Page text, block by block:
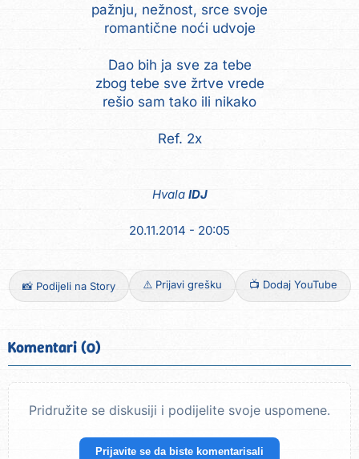
pažnju, nežnost, srce svoje
romantične noći udvoje
Dao bih ja sve za tebe
zbog tebe sve žrtve vrede
rešio sam tako ili nikako
Ref. 2x
Hvala IDJ
20.11.2014 - 20:05
📸 Podijeli na Story ⚠️ Prijavi grešku 📺 Dodaj YouTube
Komentari (0)
Pridružite se diskusiji i podijelite svoje uspomene.
Prijavite se da biste komentarisali